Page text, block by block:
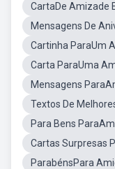
CartaDe Amizade
Mensagens De
Cartinha ParaUm
Carta ParaUma
Mensagens
Textos De
Para Bens
Cartas Surpresas
ParabénsPara